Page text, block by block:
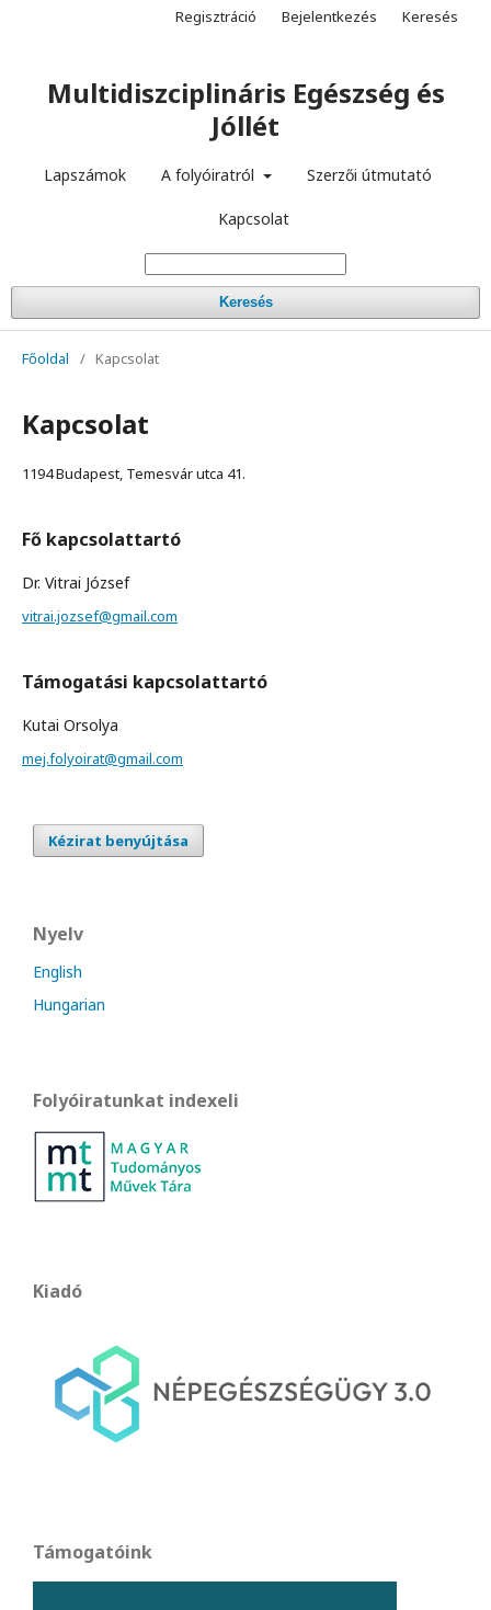
Multidiszciplináris Egészség és
Jóllét
Lapszámok A folyóiratról Szerzői útmutató
Kapcsolat
Keresés
Regisztráció Bejelentkezés Keresés
Főoldal / Kapcsolat
Kapcsolat
1194 Budapest, Temesvár utca 41.
Fő kapcsolattartó
Dr. Vitrai József
vitrai.jozsef@gmail.com
Támogatási kapcsolattartó
Kutai Orsolya
mej.folyoirat@gmail.com
Kézirat benyújtása
Nyelv
English
Hungarian
Folyóiratunkat indexeli
Kiadó
Támogatóink